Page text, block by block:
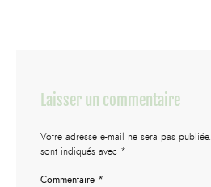
Laisser un commentaire
Votre adresse e-mail ne sera pas publiée.
sont indiqués avec *
Commentaire *